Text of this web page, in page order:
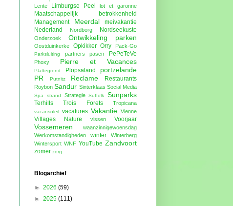
Lente Limburgse Peel lot et garonne
Maatschappelijk betrokkenheid
Management
Meerdal
meivakantie
Nederland
Nordborg Nordseekuste
Onderzoek Ontwikkeling parken
Oostduinkerke Opkikker Orry Pack-Go
Parksluiting partners pasen PePeTeVe
Phoxy Pierre et Vacances
Plattegrond Plopsaland
portzelande
PR
Putnitz Reclame Restaurants
Roybon Sandur Sinterklaas Social Media
Spa strand Strategie Suffolk Sunparks
Terhills Trois Forets Tropicana
vacansoleil vacatures Vakantie Vienne
Villages Nature vissen Voorjaar
Vossemeren
waanzinnigewoensdag
Werkomstandigheden
winter
Winterberg
Wintersport WNF YouTube Zandvoort
zomer zorg
Blogarchief
► 2026 (59)
► 2025 (111)